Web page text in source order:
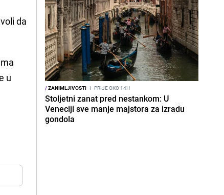
da
u
/ZANIMLJIVOSTI I PRIJE OKO 14H
Stoljetni zanat pred nestankom: U
Veneciji sve manje majstora za izradu
gondola